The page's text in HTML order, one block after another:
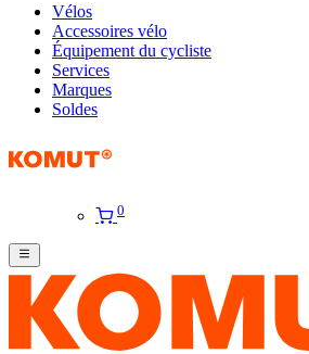
Vélos
Accessoires vélo
Équipement du cycliste
Services
Marques
Soldes
0